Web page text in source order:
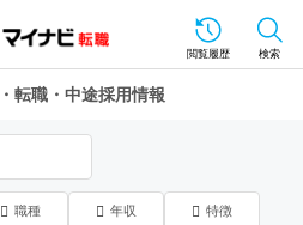
閲覧履歴 検索
転職・中途採用情報
職種 年収 特徴